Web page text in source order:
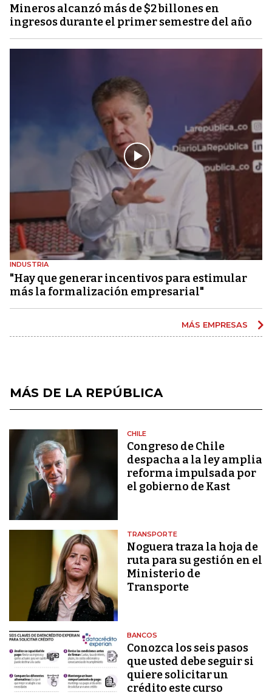
Mineros alcanzó más de $2 billones en
ingresos durante el primer semestre del año
INDUSTRIA
"Hay que generar incentivos para estimular
más la formalización empresarial"
MÁS EMPRESAS
MÁS DE LA REPÚBLICA
CHILE
Congreso de Chile
despacha a la ley amplia
reforma impulsada por
el gobierno de Kast
TRANSPORTE
Noguera traza la hoja de
ruta para su gestión en el
Ministerio de
Transporte
BANCOS
Conozca los seis pasos
que usted debe seguir si
quiere solicitar un
crédito este curso